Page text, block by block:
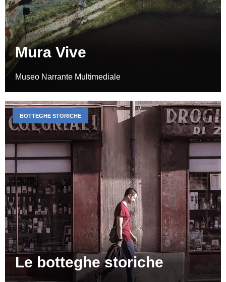
Mura Vive
Museo Narrante Multimediale
Le botteghe storiche
BOTTEGHE STORICHE